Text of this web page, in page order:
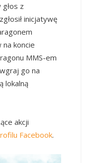
z
inicjatywę
koncie
MMS-em
go na
lokalną
akcji
Facebook.